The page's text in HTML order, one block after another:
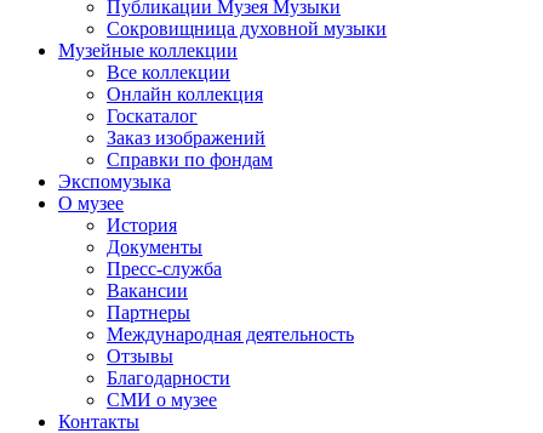
Публикации Музея Музыки
Сокровищница духовной музыки
Музейные коллекции
Все коллекции
Онлайн коллекция
Госкаталог
Заказ изображений
Справки по фондам
Экспомузыка
О музее
История
Документы
Пресс-служба
Вакансии
Партнеры
Международная деятельность
Отзывы
Благодарности
СМИ о музее
Контакты